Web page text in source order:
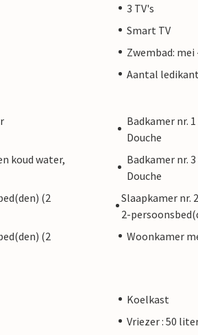
3 TV's
Smart TV
Zwembad:
Aantal
Badkamer nr.
Douche
koud water,
Badkamer nr.
Douche
(2
Slaapkamer nr.
2-
(2
Woonkamer
Koelkast
Vriezer : 50